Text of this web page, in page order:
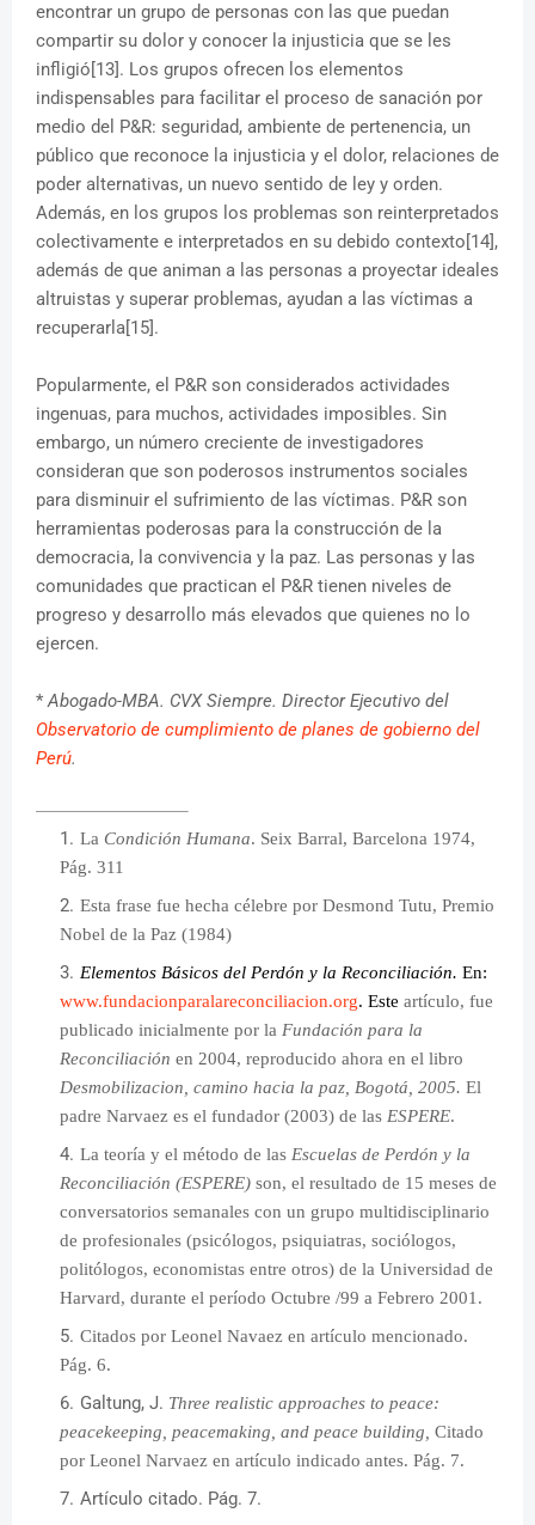
encontrar un grupo de personas con las que puedan
compartir su dolor y conocer la injusticia que se les
infligió[13]. Los grupos ofrecen los elementos
indispensables para facilitar el proceso de sanación por
medio del P&R: seguridad, ambiente de pertenencia, un
público que reconoce la injusticia y el dolor, relaciones de
poder alternativas, un nuevo sentido de ley y orden.
Además, en los grupos los problemas son reinterpretados
colectivamente e interpretados en su debido contexto[14],
además de que animan a las personas a proyectar ideales
altruistas y superar problemas, ayudan a las víctimas a
recuperarla[15].
Popularmente, el P&R son considerados actividades
ingenuas, para muchos, actividades imposibles. Sin
embargo, un número creciente de investigadores
consideran que son poderosos instrumentos sociales
para disminuir el sufrimiento de las víctimas. P&R son
herramientas poderosas para la construcción de la
democracia, la convivencia y la paz. Las personas y las
comunidades que practican el P&R tienen niveles de
progreso y desarrollo más elevados que quienes no lo
ejercen.
*Abogado-MBA. CVX Siempre. Director Ejecutivo del
Observatorio de cumplimiento de planes de gobierno del
Perú.
La Condición Humana. Seix Barral, Barcelona 1974,
Pág. 311
Esta frase fue hecha célebre por Desmond Tutu, Premio
Nobel de la Paz (1984)
Elementos Básicos del Perdón y la Reconciliación. En:
www.fundacionparalareconciliacion.org. Este artículo, fue
publicado inicialmente por la Fundación para la
Reconciliación en 2004, reproducido ahora en el libro
Desmobilizacion, camino hacia la paz, Bogotá, 2005. El
padre Narvaez es el fundador (2003) de las ESPERE.
La teoría y el método de las Escuelas de Perdón y la
Reconciliación (ESPERE) son, el resultado de 15 meses de
conversatorios semanales con un grupo multidisciplinario
de profesionales (psicólogos, psiquiatras, sociólogos,
politólogos, economistas entre otros) de la Universidad de
Harvard, durante el período Octubre /99 a Febrero 2001.
Citados por Leonel Navaez en artículo mencionado.
Pág. 6.
Galtung, J. Three realistic approaches to peace:
peacekeeping, peacemaking, and peace building, Citado
por Leonel Narvaez en artículo indicado antes. Pág. 7.
Artículo citado. Pág. 7.